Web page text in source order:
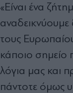
«Είναι ένα
τους
κάποιο σημείο
λόγια μας και
πάντοτε όμως